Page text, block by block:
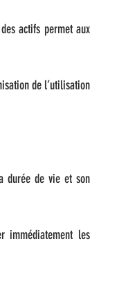
actifs permet aux
de l’utilisation
durée de vie et son
immédiatement les